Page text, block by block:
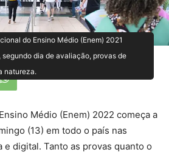
do Ensino Médio (Enem) 2021
dia de avaliação, provas de
natureza.
Médio (Enem) 2022 começa a
(13) em todo o país nas
e digital. Tanto as provas quanto o